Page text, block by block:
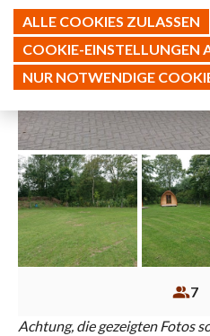
7
Achtung, die gezeigten Fotos
ALLE COOKIES ZULASSEN
COOKIE-EINSTELLUNGEN
NUR NOTWENDIGE